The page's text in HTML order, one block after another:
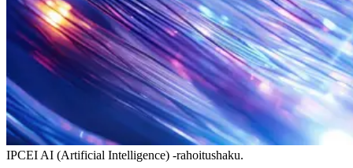
IPCEI AI (Artificial Intelligence) -rahoitushaku.